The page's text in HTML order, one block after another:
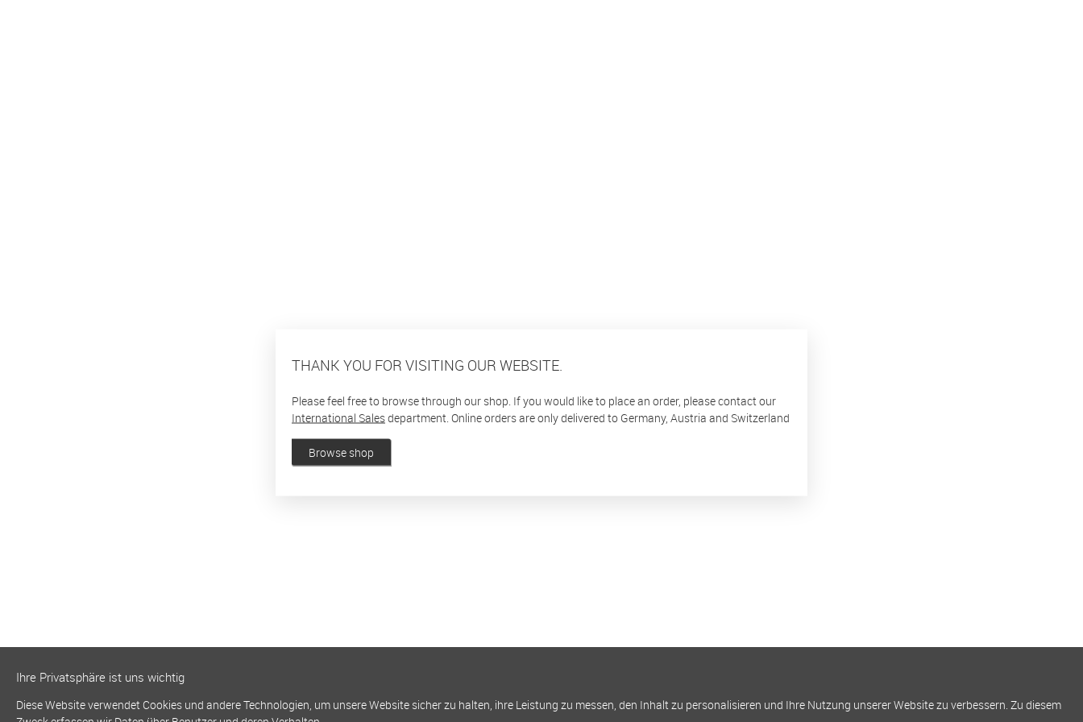
THANK YOU FOR VISITING OUR WEBSITE.
Please feel free to browse through our shop. If you would like to place an order, please contact our
International Salesdepartment. Online orders are only delivered to Germany, Austria and Switzerland
Browse shop
Ihre Privatsphäre ist uns wichtig
Diese Website verwendet Cookies und andere Technologien, um unsere Website sicher zu halten, ihre Leistung zu messen, den Inhalt zu personalisieren und Ihre Nutzung unserer Website zu verbessern. Zu diesem